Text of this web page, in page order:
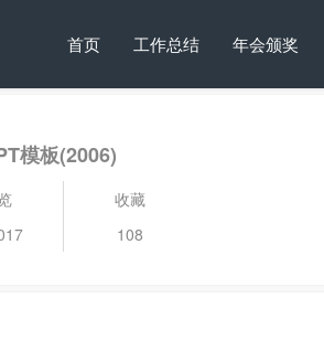
首页 工作总结 年会颁奖
模板(2006)
收藏
108